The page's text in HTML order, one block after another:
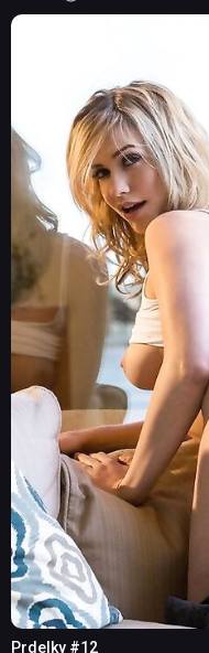
Prdelky #12